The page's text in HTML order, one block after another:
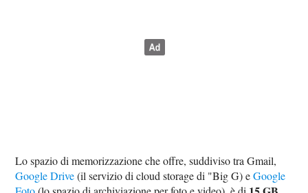
Lo spazio di memorizzazione che offre, suddiviso tra Gmail,
Google Drive(il servizio di cloud storage di "Big G) eGoogle